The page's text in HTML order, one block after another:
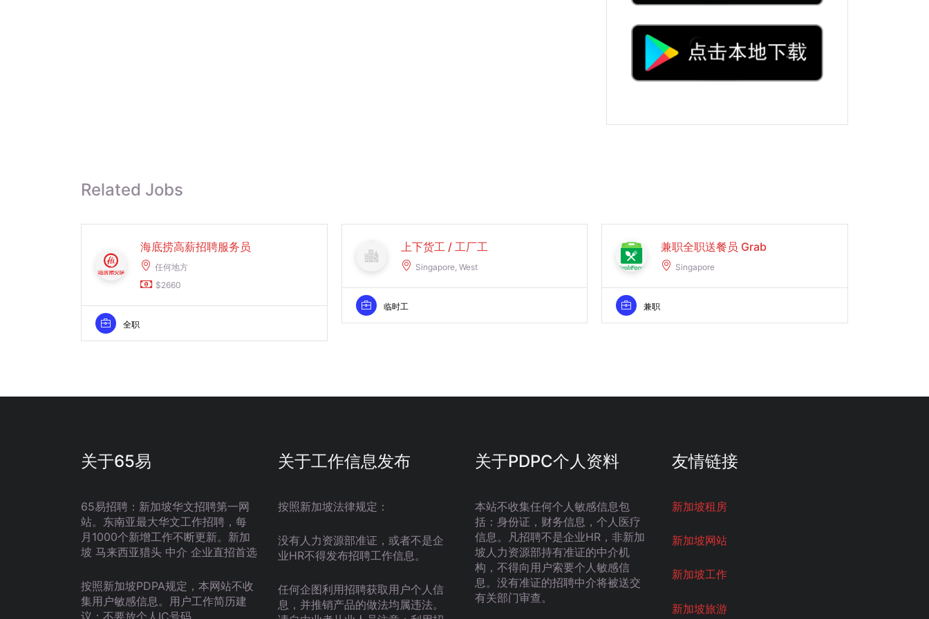
Related Jobs
海底捞高薪招聘服务员
任何地方
$2660
全职
上下货工 / 工厂工
Singapore, West
临时工
兼职全职送餐员 Grab
Singapore
兼职
关于65易
65易招聘：新加坡华文招聘第一网
站。东南亚最大华文工作招聘，每
月1000个新增工作不断更新。新加
坡 马来西亚猎头 中介 企业直招首选
按照新加坡PDPA规定，本网站不收
集用户敏感信息。用户工作简历建
关于工作信息发布
按照新加坡法律规定：
没有人力资源部准证，或者不是企
业HR不得发布招聘工作信息。
任何企图利用招聘获取用户个人信
息，并推销产品的做法均属违法。
关于PDPC个人资料
本站不收集任何个人敏感信息包
括：身份证，财务信息，个人医疗
信息。凡招聘不是企业HR，非新加
坡人力资源部持有准证的中介机
构，不得向用户索要个人敏感信
息。没有准证的招聘中介将被送交
有关部门审查。
友情链接
新加坡租房
新加坡网站
新加坡工作
新加坡旅游